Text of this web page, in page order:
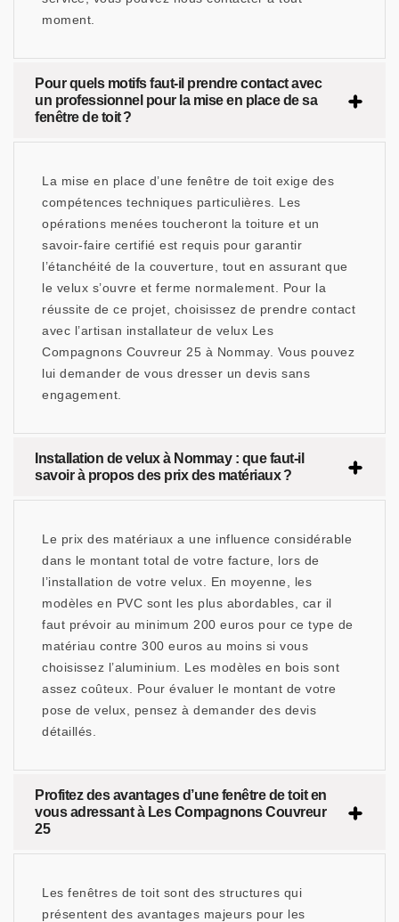
moment.
Pour quels motifs faut-il prendre contact avec
un professionnel pour la mise en place de sa
fenêtre de toit ?
La mise en place d’une fenêtre de toit exige des
compétences techniques particulières. Les
opérations menées toucheront la toiture et un
savoir-faire certifié est requis pour garantir
l’étanchéité de la couverture, tout en assurant que
le velux s’ouvre et ferme normalement. Pour la
réussite de ce projet, choisissez de prendre contact
avec l’artisan installateur de velux Les
Compagnons Couvreur 25 à Nommay. Vous pouvez
lui demander de vous dresser un devis sans
engagement.
Installation de velux à Nommay : que faut-il
savoir à propos des prix des matériaux ?
Le prix des matériaux a une influence considérable
dans le montant total de votre facture, lors de
l’installation de votre velux. En moyenne, les
modèles en PVC sont les plus abordables, car il
faut prévoir au minimum 200 euros pour ce type de
matériau contre 300 euros au moins si vous
choisissez l’aluminium. Les modèles en bois sont
assez coûteux. Pour évaluer le montant de votre
pose de velux, pensez à demander des devis
détaillés.
Profitez des avantages d’une fenêtre de toit en
vous adressant à Les Compagnons Couvreur
25
Les fenêtres de toit sont des structures qui
présentent des avantages majeurs pour les